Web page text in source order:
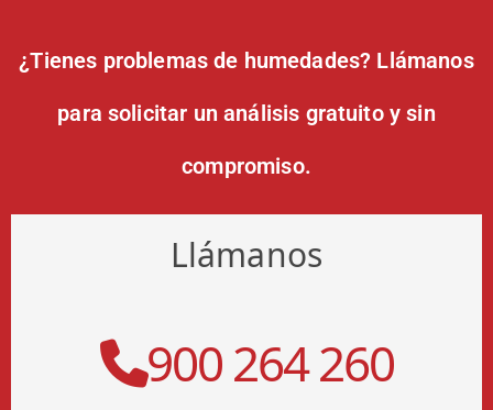
¿Tienes problemas de humedades? Llámanos
para solicitar un análisis gratuito y sin
compromiso.
Llámanos
900 264 260